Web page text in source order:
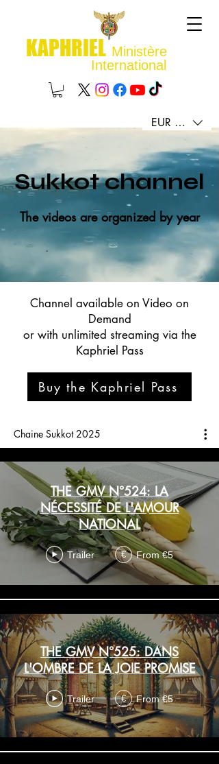
KAPHRIEL Ministère
International
EUR (€)
Sukkot channel
The videos are organized by year
Channel available on Video on
Demand
or with unlimited streaming via the
Kaphriel Pass
Buy the Kaphriel Pass
Chaine Sukkot 2025
THE GMV N°524: LA
NÉCESSITÉ DE L'AMOUR
NATIONAL
Trailer € From €5
THE GMV N°525: DANS
L'OMBRE DE LA JOIE PROMISE
Trailer € From €5